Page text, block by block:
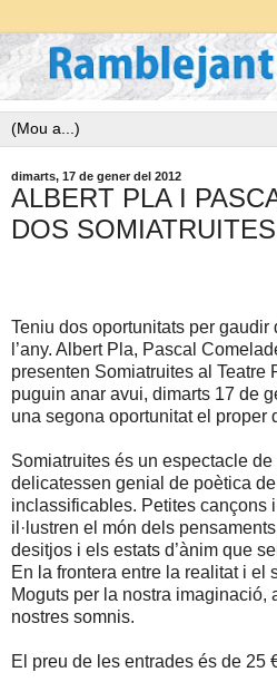
dimarts, 17 de gener del 2012
ALBERT PLA I
DOS
Teniu dos oportunitats per gaudir
l’any. Albert Pla, Pascal
presenten Somiatruites al Teatre
puguin anar avui, dimarts 17 de
una segona oportunitat el proper
Somiatruites és un espectacle
delicatessen genial de poètica
inclassificables. Petites cançons
il·lustren el món dels
desitjos i els estats d’ànim que
En la frontera entre la realitat i el
Moguts per la nostra imaginació,
nostres somnis.
El preu de les entrades és de 25